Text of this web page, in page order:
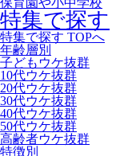
保育園や小中学校
特集で探す
特集で探す TOPへ
年齢層別
子どもウケ抜群
10代ウケ抜群
20代ウケ抜群
30代ウケ抜群
40代ウケ抜群
50代ウケ抜群
高齢者ウケ抜群
特徴別